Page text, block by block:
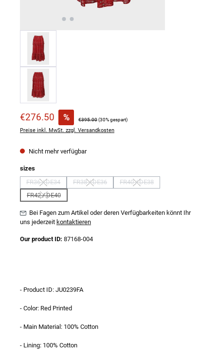
Verkaufspreis:
€276.50 % Regulärer Preis:
€395.00(30% gespart)
Preise inkl. MwSt. zzgl. Versandkosten
Nicht mehr verfügbar
sizesauswählen
FR36 / DE34
(Diese Option ist zurzeit nicht verfügbar.)
FR38 / DE36
(Diese Option ist zurzeit nicht verfügbar.)
FR40 / DE38
(Diese Option ist zurzeit nicht
FR42 / DE40
(Diese Option ist zurzeit nicht verfügbar.)
Bei Fagen zum Artikel oder deren Verfügbarkeiten könnt Ihr
uns jederzeit kontaktieren
Our product ID: 87168-004
- Product ID: JU0239FA
- Color: Red Printed
- Main Material: 100% Cotton
- Lining: 100% Cotton